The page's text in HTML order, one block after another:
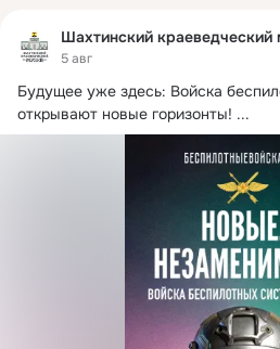
Шахтинский краеведческий
5 авг
Будущее уже здесь: Войска
открывают новые горизонты! ...